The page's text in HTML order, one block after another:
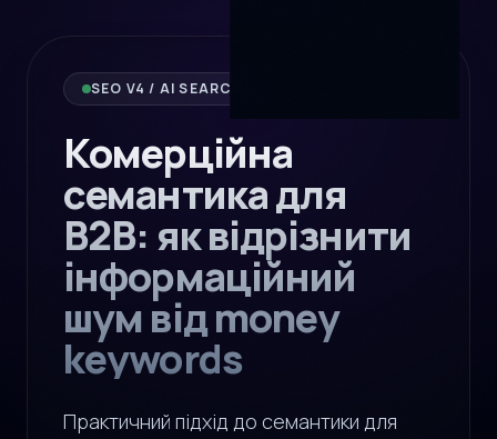
SEO V4 / AI SEARCH
Комерційна
семантика для
B2B: як відрізнити
інформаційний
шум від money
keywords
Практичний підхід до семантики для